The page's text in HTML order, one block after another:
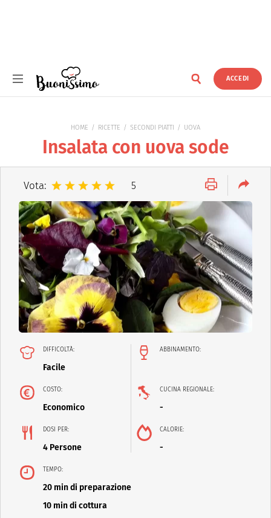
ACCEDI
HOME RICETTE SECONDI PIATTI UOVA
Insalata con uova sode
Vota: 5
DIFFICOLTÀ:
Facile
ABBINAMENTO:
COSTO:
Economico
CUCINA REGIONALE:
-
DOSI PER:
4 Persone
CALORIE:
-
TEMPO:
20 min di preparazione
10 min di cottura